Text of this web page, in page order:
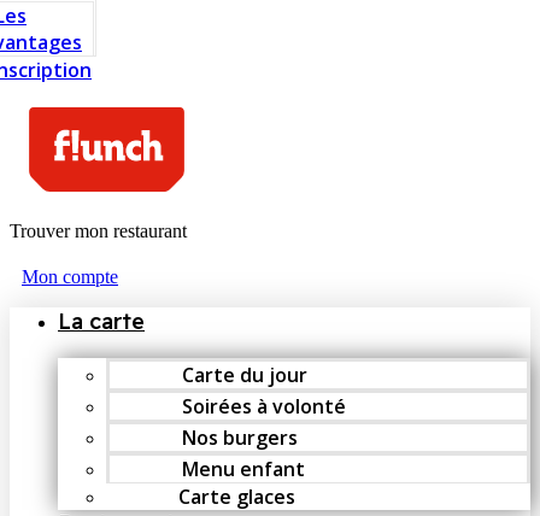
Trouver mon restaurant
Mon compte
La carte
Carte du jour
Soirées à volonté
Nos burgers
Menu enfant
Carte glaces